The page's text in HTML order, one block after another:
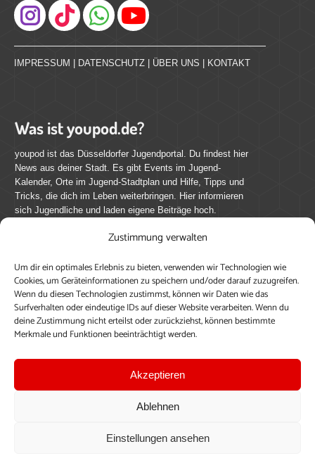
Zustimmung verwalten
Um dir ein optimales Erlebnis zu bieten, verwenden wir Technologien wie
Cookies, um Geräteinformationen zu speichern und/oder darauf zuzugreifen.
Wenn du diesen Technologien zustimmst, können wir Daten wie das
Surfverhalten oder eindeutige IDs auf dieser Website verarbeiten. Wenn du
deine Zustimmung nicht erteilst oder zurückziehst, können bestimmte
Merkmale und Funktionen beeinträchtigt werden.
Akzeptieren
Ablehnen
Einstellungen ansehen
Instagram
IMPRESSUM DATENSCHUTZ ÜBER UNS KONTAKT
Was ist youpod.de?
youpod ist das Düsseldorfer Jugendportal. Du findest hier
News aus deiner Stadt. Es gibt Events im Jugend-
Kalender, Orte im Jugend-Stadtplan und Hilfe, Tipps und
Tricks, die dich im Leben weiterbringen. Hier informieren
sich Jugendliche und laden eigene Beiträge hoch.
Mach mit bei youpod.de!
youpod.de lebt von Menschen wie dir. Sammel
journalistische Erfahrung, teile deine Perspektive und
veröffentliche deine Beiträge auf youpod.de.Du musst
dich anmelden, um alle Funktionen nutzen zu können, ein
Profil anzulegen, eigene Beiträge hochzuladen und zu
Einloggen